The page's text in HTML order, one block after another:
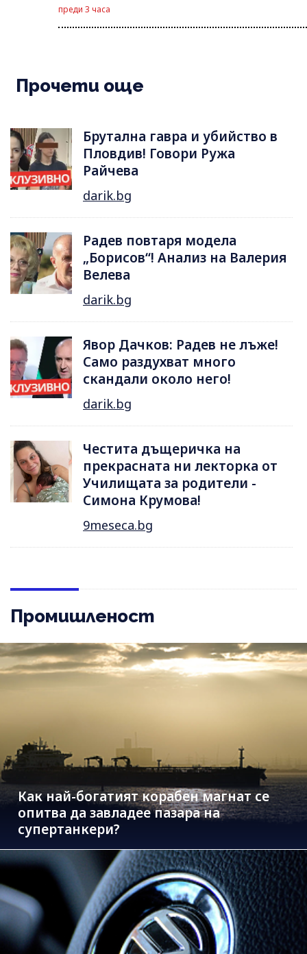
преди 3 часа
Прочети още
Брутална гавра и убийство в
Пловдив! Говори Ружа
Райчева
darik.bg
Радев повтаря модела
„Борисов“! Анализ на Валерия
Велева
darik.bg
Явор Дачков: Радев не лъже!
Само раздухват много
скандали около него!
darik.bg
Честита дъщеричка на
прекрасната ни лекторка от
Училищата за родители -
Симона Крумова!
9meseca.bg
Промишленост
Как най-богатият корабен магнат се
опитва да завладее пазара на
супертанкери?